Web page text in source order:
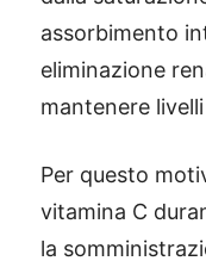
assorbimento
eliminazione
mantenere
Per questo
vitamina C
la